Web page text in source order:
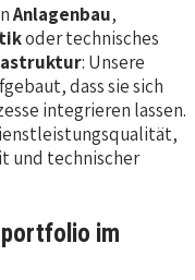
Anlagenbau,
oder technisches
: Unsere
dass sie sich
integrieren lassen.
und technischer
im